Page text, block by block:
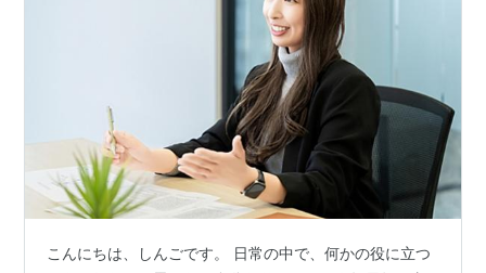
こんにちは、しんごです。 日常の中で、何かの役に立つ